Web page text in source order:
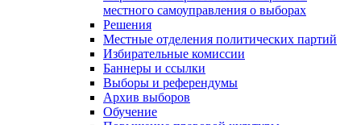
местного самоуправления о выборах
Решения
Местные отделения политических партий
Избирательные комиссии
Баннеры и ссылки
Выборы и референдумы
Архив выборов
Обучение